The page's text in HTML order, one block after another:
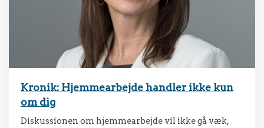
Kronik: Hjemmearbejde handler ikke kun
om dig
Diskussionen om hjemmearbejde vil ikke gå væk,